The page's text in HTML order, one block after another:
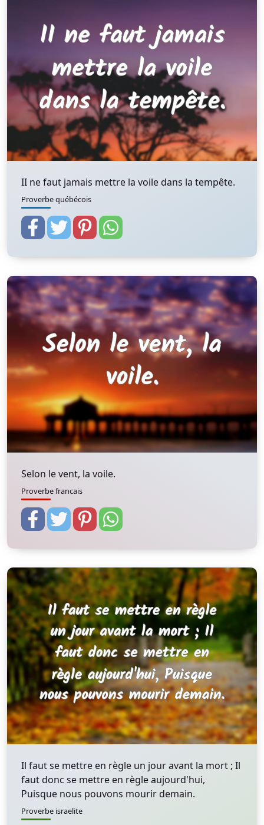
II ne faut jamais mettre la voile dans la tempête.
Proverbe québécois
Selon le vent, la voile.
Proverbe francais
Il faut se mettre en règle un jour avant la mort ; Il
faut donc se mettre en règle aujourd'hui,
Puisque nous pouvons mourir demain.
Proverbe israelite